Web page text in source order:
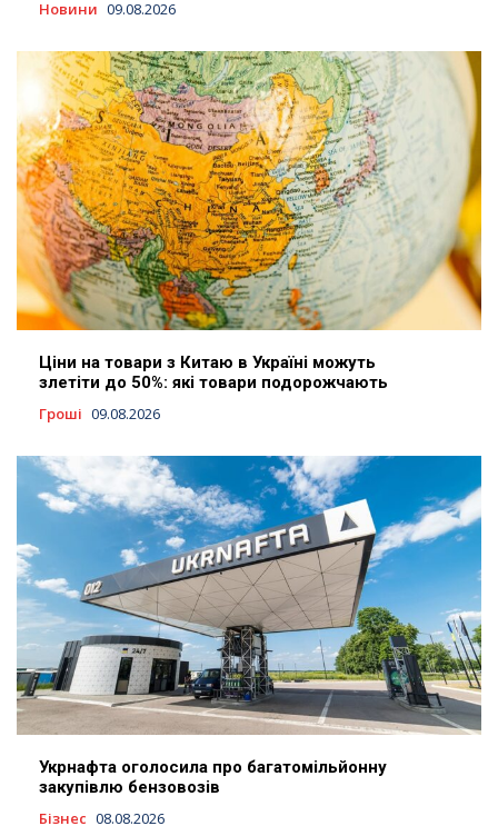
Новини 09.08.2026
Ціни на товари з Китаю в Україні можуть
злетіти до 50%: які товари подорожчають
Гроші 09.08.2026
Укрнафта оголосила про багатомільйонну
закупівлю бензовозів
Бізнес 08.08.2026